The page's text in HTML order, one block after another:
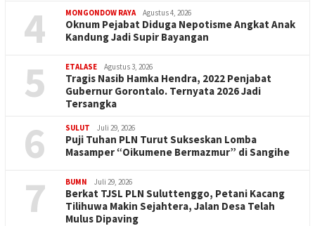
4 MONGONDOW RAYA Agustus 4, 2026
Oknum Pejabat Diduga Nepotisme Angkat Anak
Kandung Jadi Supir Bayangan
5 ETALASE Agustus 3, 2026
Tragis Nasib Hamka Hendra, 2022 Penjabat
Gubernur Gorontalo. Ternyata 2026 Jadi
Tersangka
6 SULUT Juli 29, 2026
Puji Tuhan PLN Turut Sukseskan Lomba
Masamper “Oikumene Bermazmur” di Sangihe
7 BUMN Juli 29, 2026
Berkat TJSL PLN Suluttenggo, Petani Kacang
Tilihuwa Makin Sejahtera, Jalan Desa Telah
Mulus Dipaving